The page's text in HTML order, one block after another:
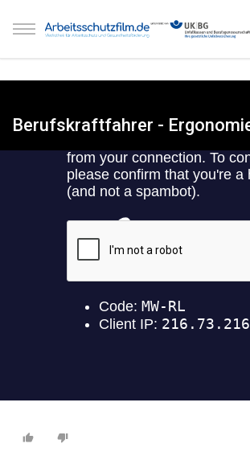
Berufskraftfahrer -